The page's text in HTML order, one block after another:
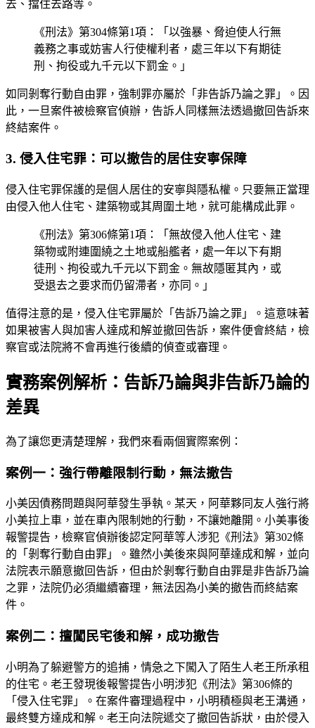
去、擋住去路等。
《刑法》第304條第1項：「以強暴、脅迫使人行無
義務之事或妨害人行使權利者，處三年以下有期徒
刑、拘役或九千元以下罰金。」
如同剝奪行動自由罪，強制罪亦屬於「非告訴乃論之罪」。因
此，一旦案件被檢察官偵辦，告訴人同樣無法透過撤回告訴來
終結案件。
3. 侵入住宅罪：可以撤告的居住安寧保障
侵入住宅罪保護的是個人居住的安寧與隱私權。只要無正當理
由侵入他人住宅、建築物或其周圍土地，就可能構成此罪。
《刑法》第306條第1項：「無故侵入他人住宅、建
築物或附連圍繞之土地或船艦者，處一年以下有期
徒刑、拘役或九千元以下罰金。無故隱匿其內，或
受退去之要求而仍留滯者，亦同。」
值得注意的是，侵入住宅罪屬於「告訴乃論之罪」。這意味著
如果被害人與加害人達成和解並撤回告訴，案件便會終結，檢
察官或法院將不會再進行後續的偵查或審理。
實務案例解析：告訴乃論與非告訴乃論的
差異
為了讓您更清楚理解，我們來看兩個實際案例：
案例一：強行帶離限制行動，無法撤告
小美因債務問題與阿華發生爭執。某天，阿華夥同友人強行將
小美拉上車，並在車內限制她的行動，不讓她離開。小美事後
報警提告，檢察官偵辦後認定阿華等人涉犯《刑法》第302條
的「剝奪行動自由罪」。雖然小美後來與阿華達成和解，並向
法院表示願意撤回告訴，但由於剝奪行動自由罪是非告訴乃論
之罪，法院仍必須繼續審理，無法因為小美的撤告而終結案
件。
案例二：擅闖民宅後和解，成功撤告
小明為了躲避警方的追捕，情急之下闖入了陌生人老王所承租
的住宅。老王發現後報警提告小明涉犯《刑法》第306條的
「侵入住宅罪」。在案件審理過程中，小明積極與老王溝通，
最終雙方達成和解。老王向法院遞交了撤回告訴狀，由於侵入